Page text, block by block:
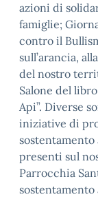
azioni di
famiglie;
contro il
sull’arancia,
del nostro
Salone del
Api”. Diverse
iniziative di
presenti sul
Parrocchia
sostentamento